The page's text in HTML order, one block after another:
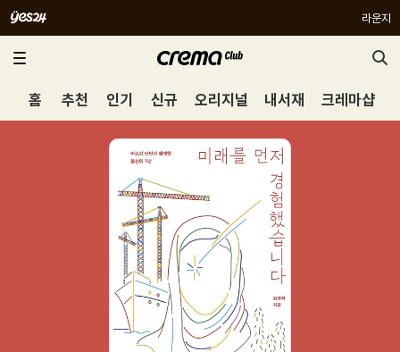
라운지
홈 추천 인기 신규 오리지널 내서재 크레마샵